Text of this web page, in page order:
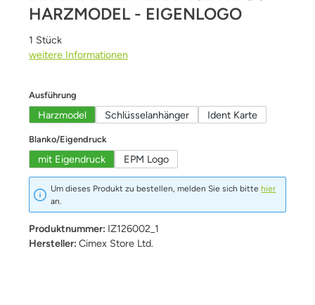
HARZMODEL - EIGENLOGO
1 Stück
weitere Informationen
Ausführung
Harzmodel Schlüsselanhänger Ident Karte
Blanko/Eigendruck
mit Eigendruck EPM Logo
Um dieses Produkt zu bestellen, melden Sie sich bittehier
an.
Produktnummer: IZ126002_1
Hersteller: Cimex Store Ltd.